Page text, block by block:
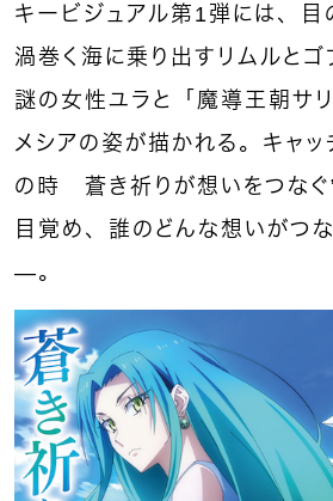
キービジュアル第1弾には、目
渦巻く海に乗り出すリムルとゴ
謎の女性ユラと「魔導王朝サ
メシアの姿が描かれる。キャッ
の時 蒼き祈りが想いをつな
目覚め、誰のどんな想いがつ
—。